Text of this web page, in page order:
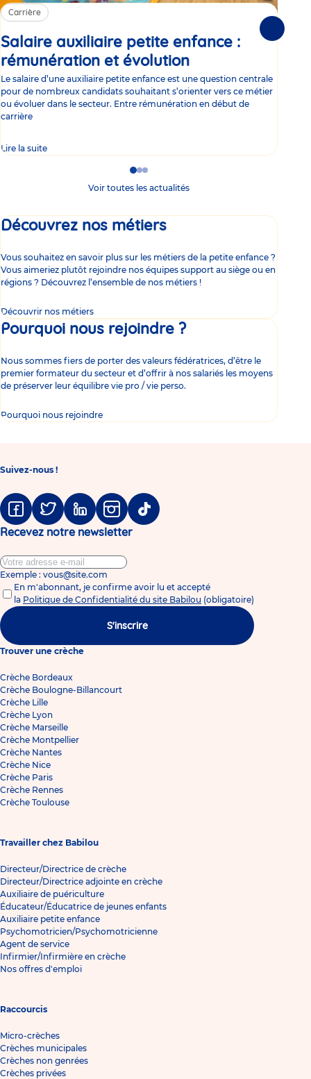
Carrière
Salaire auxiliaire petite enfance :
rémunération et évolution
Le salaire d’une auxiliaire petite enfance est une question centrale
pour de nombreux candidats souhaitant s’orienter vers ce métier
ou évoluer dans le secteur. Entre rémunération en début de
carrière
Lire la suite
Go
to
Go
to
Go
to
Voir toutes les actualités
Découvrez nos métiers
Vous souhaitez en savoir plus sur les métiers de la petite enfance ?
Vous aimeriez plutôt rejoindre nos équipes support au siège ou en
régions ? Découvrez l’ensemble de nos métiers !
Découvrir nos métiers
Pourquoi nous rejoindre ?
Nous sommes fiers de porter des valeurs fédératrices, d’être le
premier formateur du secteur et d’offrir à nos salariés les moyens
de préserver leur équilibre vie pro / vie perso.
Pourquoi nous rejoindre
Suivez-nous !
FacebookTwitter LinkedinInstagramTiktok
Recevez notre newsletter
Exemple : vous@site.com
En m'abonnant, je confirme avoir lu et accepté
la Politique de Confidentialité du site Babilou (obligatoire)
S'inscrire
Trouver une crèche
Crèche Bordeaux
Crèche Boulogne-Billancourt
Crèche Lille
Crèche Lyon
Crèche Marseille
Crèche Montpellier
Crèche Nantes
Crèche Nice
Crèche Paris
Crèche Rennes
Crèche Toulouse
Travailler chez Babilou
Directeur/Directrice de crèche
Directeur/Directrice adjointe en crèche
Auxiliaire de puériculture
Éducateur/Éducatrice de jeunes enfants
Auxiliaire petite enfance
Psychomotricien/Psychomotricienne
Agent de service
Infirmier/Infirmière en crèche
Nos offres d'emploi
Raccourcis
Micro-crèches
Crèches municipales
Crèches non genrées
Crèches privées